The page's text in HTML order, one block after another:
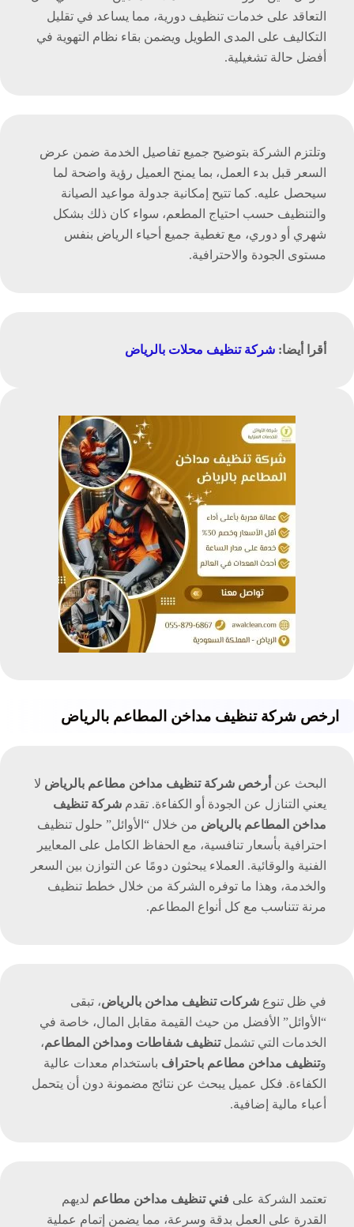
التعاقد على خدمات تنظيف دورية، مما يساعد في تقليل
التكاليف على المدى الطويل ويضمن بقاء نظام التهوية في
أفضل حالة تشغيلية.
وتلتزم الشركة بتوضيح جميع تفاصيل الخدمة ضمن عرض
السعر قبل بدء العمل، بما يمنح العميل رؤية واضحة لما
سيحصل عليه. كما تتيح إمكانية جدولة مواعيد الصيانة
والتنظيف حسب احتياج المطعم، سواء كان ذلك بشكل
شهري أو دوري، مع تغطية جميع أحياء الرياض بنفس
مستوى الجودة والاحترافية.
أقرا أيضا: شركة تنظيف محلات بالرياض
ارخص شركة تنظيف مداخن المطاعم بالرياض
البحث عن أرخص شركة تنظيف مداخن مطاعم بالرياض لا
يعني التنازل عن الجودة أو الكفاءة. تقدم شركة تنظيف
مداخن المطاعم بالرياض من خلال “الأوائل” حلول تنظيف
احترافية بأسعار تنافسية، مع الحفاظ الكامل على المعايير
الفنية والوقائية. العملاء يبحثون دومًا عن التوازن بين السعر
والخدمة، وهذا ما توفره الشركة من خلال خطط تنظيف
مرنة تتناسب مع كل أنواع المطاعم.
في ظل تنوع شركات تنظيف مداخن بالرياض، تبقى
“الأوائل” الأفضل من حيث القيمة مقابل المال، خاصة في
الخدمات التي تشملتنظيف شفاطات ومداخن المطاعم،
وتنظيف مداخن مطاعم باحتراف باستخدام معدات عالية
الكفاءة. فكل عميل يبحث عن نتائج مضمونة دون أن يتحمل
أعباء مالية إضافية.
تعتمد الشركة على فني تنظيف مداخن مطاعم لديهم
القدرة على العمل بدقة وسرعة، مما يضمن إتمام عملية